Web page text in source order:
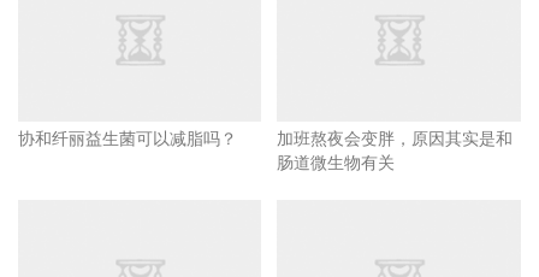
协和纤丽益生菌可以减脂吗？
加班熬夜会变胖，原因其实是和
肠道微生物有关